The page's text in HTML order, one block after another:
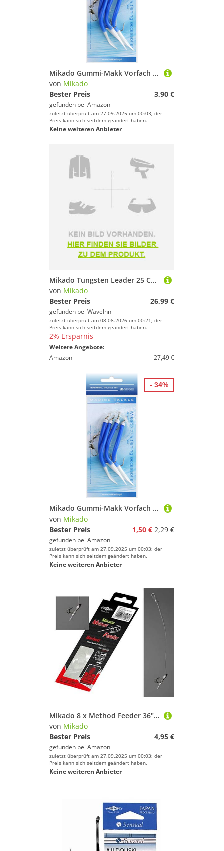
Mikado Gummi-Makk Vorfach in DREI Größen mit Hakengröße 2/0, 4/0 und 6/0, Rot-Weiß und Blau-Weiß, mit Vier Haken (2/0) BZW. DREI (4/0 + 6/0) (4/0 - Blau-Weiß)
von Mikado
Bester Preis
3,90 €
gefunden bei Amazon
zuletzt überprüft am 27.09.2025 um 00:03; der
Preis kann sich seitdem geändert haben.
Keine weiteren Anbieter
Mikado Tungsten Leader 25 Cm Silber 5 kg
von Mikado
Bester Preis
26,99 €
gefunden bei WaveInn
zuletzt überprüft am 08.08.2026 um 00:21; der
Preis kann sich seitdem geändert haben.
2% Ersparnis
Weitere Angebote:
Amazon
27,49 €
Mikado Gummi-Makk Vorfach in DREI Größen mit Hakengröße 2/0, 4/0 und 6/0, Rot-Weiß und Blau-Weiß, mit Vier Haken (2/0) BZW. DREI (4/0 + 6/0) (6/0 - Blau-Weiß)
von Mikado
Bester Preis
1,50 € 2,29 €
gefunden bei Amazon
zuletzt überprüft am 27.09.2025 um 00:03; der
Preis kann sich seitdem geändert haben.
Keine weiteren Anbieter
- 34%
Mikado 8 x Method Feeder 36" Haken Rig `s Hair Rigs Feederhaken Verschiedene Größen (Haken 14 / Vorfach Ø0,20mm)
von Mikado
Bester Preis
4,95 €
gefunden bei Amazon
zuletzt überprüft am 27.09.2025 um 00:03; der
Preis kann sich seitdem geändert haben.
Keine weiteren Anbieter